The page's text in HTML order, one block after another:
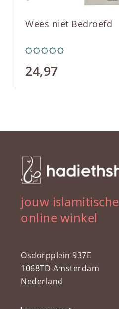
Wees niet Bedroefd
24,97
jouw islamitische
online winkel
Osdorpplein 937E
1068TD Amsterdam
Nederland